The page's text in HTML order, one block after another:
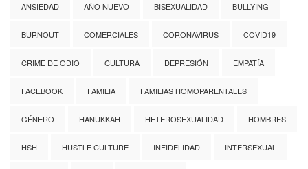
ANSIEDAD AÑO NUEVO BISEXUALIDAD BULLYING
BURNOUT COMERCIALES CORONAVIRUS COVID19
CRIME DE ODIO CULTURA DEPRESIÓN EMPATÍA
FACEBOOK FAMILIA FAMILIAS HOMOPARENTALES
GÉNERO HANUKKAH HETEROSEXUALIDAD HOMBRES
HSH HUSTLE CULTURE INFIDELIDAD INTERSEXUAL